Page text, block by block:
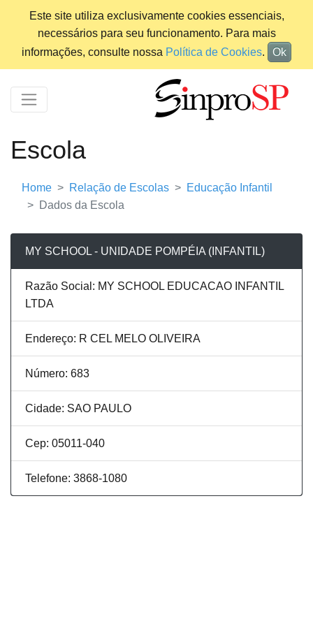
Este site utiliza exclusivamente cookies essenciais,
necessários para seu funcionamento. Para mais
informações, consulte nossa Política de Cookies. Ok
Escola
Home Relação de Escolas
Educação Infantil
Dados da Escola
MY SCHOOL - UNIDADE POMPÉIA (INFANTIL)
Razão Social: MY SCHOOL EDUCACAO INFANTIL
LTDA
Endereço: R CEL MELO OLIVEIRA
Número: 683
Cidade: SAO PAULO
Cep: 05011-040
Telefone: 3868-1080